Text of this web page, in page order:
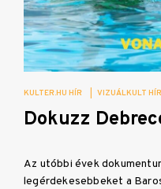
KULTER.HU HÍR VIZUÁLKULT
Dokuzz
Az utóbbi évek
legérdekesebbeket a